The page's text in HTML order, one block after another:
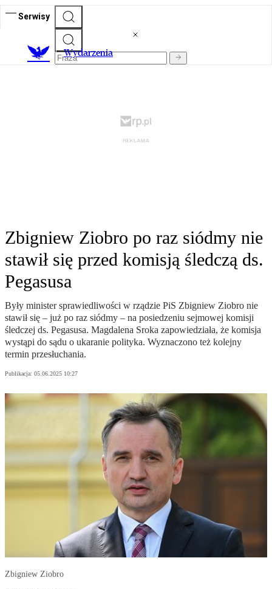
Serwisy
Wydarzenia
Zbigniew Ziobro po raz siódmy nie
stawił się przed komisją śledczą ds.
Pegasusa
Były minister sprawiedliwości w rządzie PiS Zbigniew Ziobro nie
stawił się – już po raz siódmy – na posiedzeniu sejmowej komisji
śledczej ds. Pegasusa. Magdalena Sroka zapowiedziała, że komisja
wystąpi do sądu o ukaranie polityka. Wyznaczono też kolejny
termin przesłuchania.
Publikacja: 05.06.2025 10:27
Zbigniew Ziobro